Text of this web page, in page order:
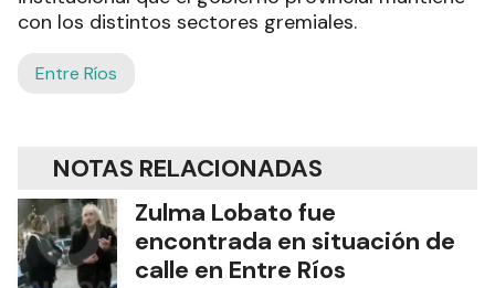
con los distintos sectores gremiales.
Entre Ríos
NOTAS RELACIONADAS
Zulma Lobato fue
encontrada en situación de
calle en Entre Ríos